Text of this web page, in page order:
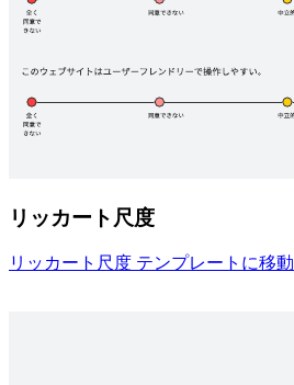
リッカート尺度
リッカート尺度 テンプレートに移動